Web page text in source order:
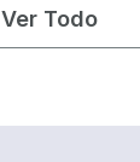
Ver Todo